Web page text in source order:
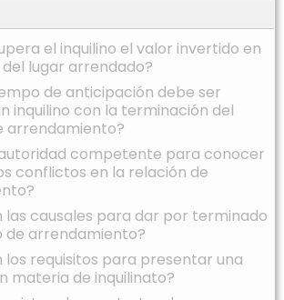
el inquilino el valor invertido en
lugar arrendado?
de anticipación debe ser
inquilino con la terminación del
arrendamiento?
competente para conocer
conflictos en la relación de
las causales para dar por terminado
arrendamiento?
los requisitos para presentar una
materia de inquilinato?